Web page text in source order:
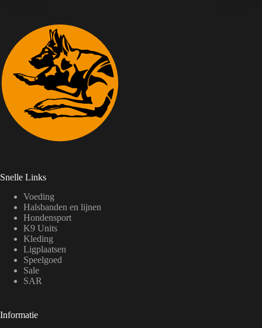
Snelle Links
Voeding
Halsbanden en lijnen
Hondensport
K9 Units
Kleding
Ligplaatsen
Speelgoed
Sale
SAR
Informatie